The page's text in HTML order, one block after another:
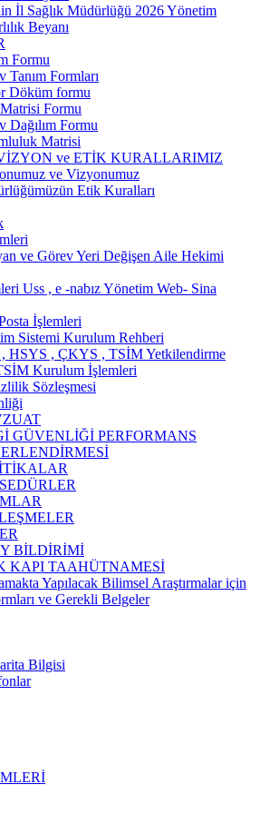
İl Sağlık Müdürlüğü 2026 Yönetim
Beyanı
Formu
Tanım Formları
Döküm formu
Formu
Dağılım Formu
Matrisi
ve ETİK KURALLARIMIZ
ve Vizyonumuz
Etik Kuralları
ve Görev Yeri Değişen Aile Hekimi
Uss , e -nabız Yönetim Web- Sina
İşlemleri
Sistemi Kurulum Rehberi
HSYS , ÇKYS , TSİM Yetkilendirme
Kurulum İşlemleri
Sözleşmesi
GÜVENLİĞİ PERFORMANS
BİLDİRİMİ
KAPI TAAHÜTNAMESİ
Yapılacak Bilimsel Araştırmalar için
ve Gerekli Belgeler
Bilgisi